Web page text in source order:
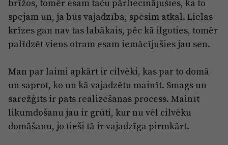
brīžos, tomēr esam taču pārliecinājušies, ka to
spējam un, ja būs vajadzība, spēsim atkal. Lielas
krīzes gan nav tas labākais, pēc kā ilgoties, tomēr
palīdzēt viens otram esam iemācījušies jau sen.
Man par laimi apkārt ir cilvēki, kas par to domā
un saprot, ko un kā vajadzētu mainīt. Smags un
sarežģīts ir pats realizēšanas process. Mainīt
likumdošanu jau ir grūti, kur nu vēl cilvēku
domāšanu, jo tieši tā ir vajadzīga pirmkārt.